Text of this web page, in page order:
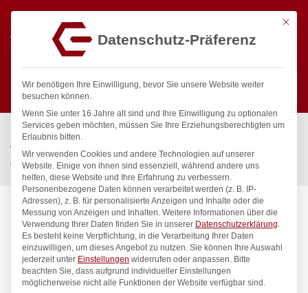
Suchen
Start / Gastronomiebedarf & Gastro Geräte für Profis
Wassertechnik
Geschirrwaschbrause
vaxia Mehrzweck-Reinigungsset 1/2″
Mit
Datenschutz-Präferenz
Wir benötigen Ihre Einwilligung, bevor Sie unsere Website weiter
besuchen können.
Wenn Sie unter 16 Jahre alt sind und Ihre Einwilligung zu optionalen
Services geben möchten, müssen Sie Ihre Erziehungsberechtigten um
Erlaubnis bitten.
Wir verwenden Cookies und andere Technologien auf unserer
Website. Einige von ihnen sind essenziell, während andere uns
helfen, diese Website und Ihre Erfahrung zu verbessern.
Personenbezogene Daten können verarbeitet werden (z. B. IP-
Adressen), z. B. für personalisierte Anzeigen und Inhalte oder die
Messung von Anzeigen und Inhalten. Weitere Informationen über die
Verwendung Ihrer Daten finden Sie in unserer Datenschutzerklärung.
Es besteht keine Verpflichtung, in die Verarbeitung Ihrer Daten
einzuwilligen, um dieses Angebot zu nutzen. Sie können Ihre Auswahl
jederzeit unter Einstellungen widerrufen oder anpassen. Bitte
beachten Sie, dass aufgrund individueller Einstellungen
möglicherweise nicht alle Funktionen der Website verfügbar sind.